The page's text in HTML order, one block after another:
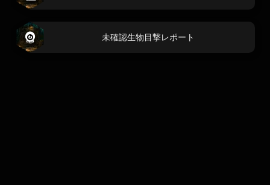
未確認生物目撃レポート